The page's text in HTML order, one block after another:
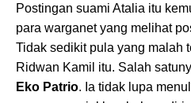
Postingan suami Atalia itu
para warganet yang melihat
Tidak sedikit pula yang malah
Ridwan Kamil itu. Salah
Eko Patrio. Ia tidak lupa